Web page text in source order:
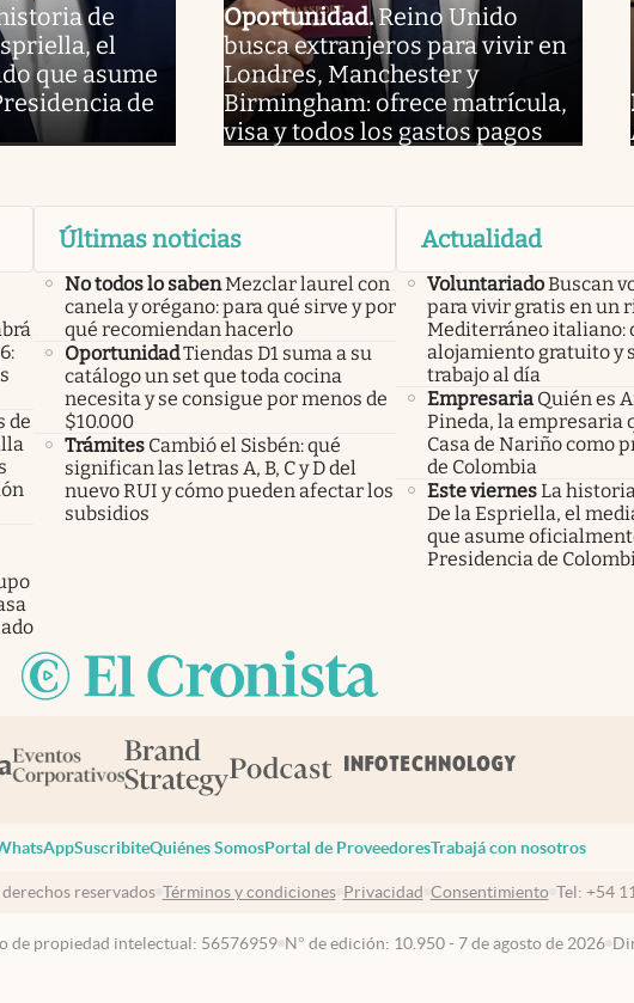
de
el
que asume
de
Oportunidad.Reino Unido
busca extranjeros para vivir en
Londres, Manchester y
Birmingham: ofrece matrícula,
visa y todos los gastos pagos
de
Últimas noticias
No todos lo sabenMezclar laurel con
canela y orégano: para qué sirve y por
qué recomiendan hacerlo
OportunidadTiendas D1 suma a su
catálogo un set que toda cocina
necesita y se consigue por menos de
$10.000
Trámites Cambió el Sisbén: qué
significan las letras A, B, C y D del
nuevo RUI y cómo pueden afectar los
subsidios
Actualidad
VoluntariadoBuscan
para vivir gratis en un
Mediterráneo italiano:
alojamiento gratuito y
trabajo al día
Empresaria Quién es
Pineda, la empresaria
Casa de Nariño como
de Colombia
Este viernesLa
De la Espriella, el
que asume
Presidencia de
SuscribiteQuiénes SomosPortal de ProveedoresTrabajá con nosotros
reservados Términos y condiciones Privacidad Consentimiento Tel: +54
de propiedad intelectual: 56576959 N° de edición: 10.950 - 7 de agosto de 2026